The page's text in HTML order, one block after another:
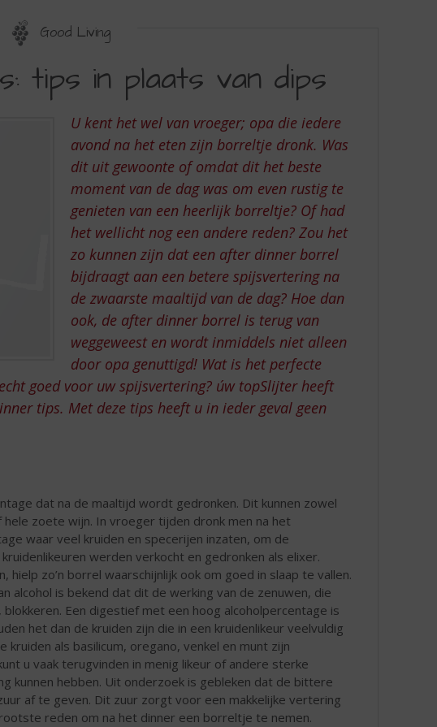
Good Living
in plaats van dips
U kent het wel van vroeger; opa die iedere
avond na het eten zijn borreltje dronk. Was
dit uit gewoonte of omdat dit het beste
moment van de dag was om even rustig te
genieten van een heerlijk borreltje? Of had
het wellicht nog een andere reden? Zou het
zo kunnen zijn dat een after dinner borrel
bijdraagt aan een betere spijsvertering na
de zwaarste maaltijd van de dag? Hoe dan
ook, de after dinner borrel is terug van
weggeweest en wordt inmiddels niet alleen
door opa genuttigd! Wat is het perfecte
goed voor uw spijsvertering? úw topSlijter heeft
tips. Met deze tips heeft u in ieder geval geen
dat na de maaltijd wordt gedronken. Dit kunnen zowel
zoete wijn. In vroeger tijden dronk men na het
waar veel kruiden en specerijen inzaten, om de
werden verkocht en gedronken als elixer.
zo’n borrel waarschijnlijk ook om goed in slaap te vallen.
is bekend dat dit de werking van de zenuwen, die
Een digestief met een hoog alcoholpercentage is
het dan de kruiden zijn die in een kruidenlikeur veelvuldig
als basilicum, oregano, venkel en munt zijn
u vaak terugvinden in menig likeur of andere sterke
kunnen hebben. Uit onderzoek is gebleken dat de bittere
af te geven. Dit zuur zorgt voor een makkelijke vertering
reden om na het dinner een borreltje te nemen.